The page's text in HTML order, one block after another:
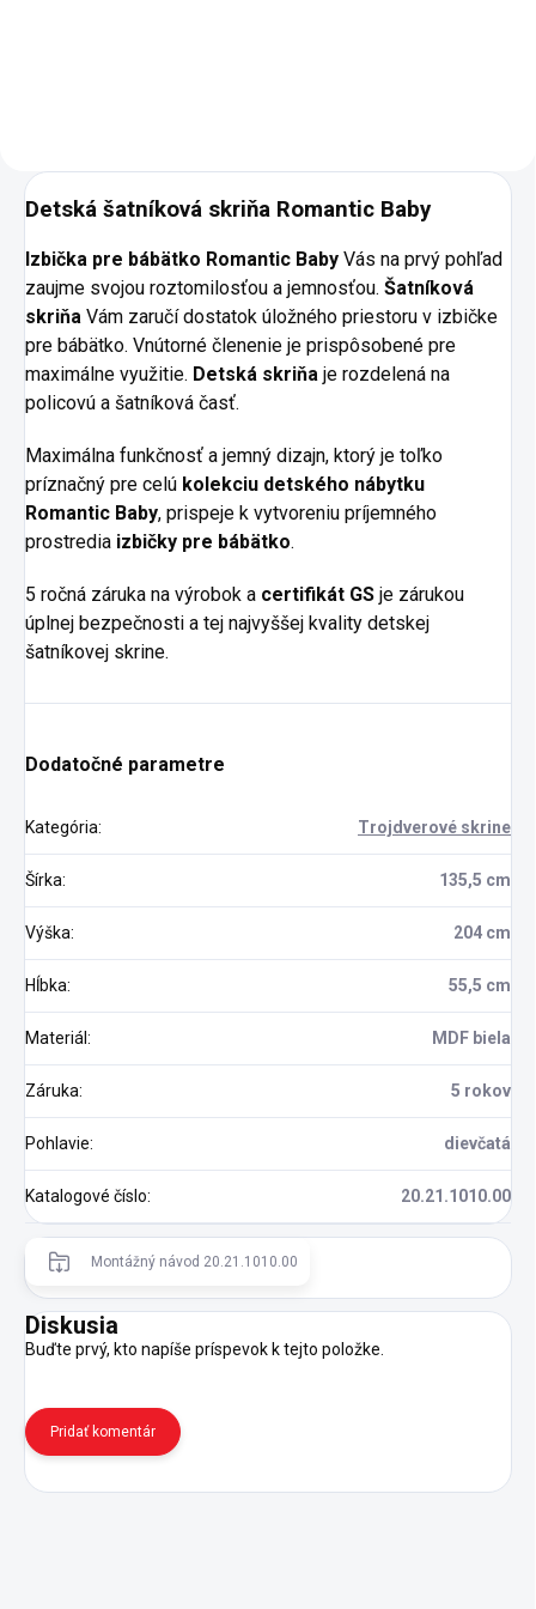
Detská šatníková skriňa Romantic Baby
Izbička pre bábätko Romantic Baby Vás na prvý pohľad
zaujme svojou roztomilosťou a jemnosťou. Šatníková
skriňa Vám zaručí dostatok úložného priestoru v izbičke
pre bábätko. Vnútorné členenie je prispôsobené pre
maximálne využitie. Detská skriňa je rozdelená na
policovú a šatníková časť.
Maximálna funkčnosť a jemný dizajn, ktorý je toľko
príznačný pre celú kolekciu detského nábytku
Romantic Baby, prispeje k vytvoreniu príjemného
prostredia izbičky pre bábätko.
5 ročná záruka na výrobok a certifikát GS je zárukou
úplnej bezpečnosti a tej najvyššej kvality detskej
šatníkovej skrine.
Dodatočné parametre
Kategória: Trojdverové skrine
Šírka: 135,5 cm
Výška: 204 cm
Hĺbka: 55,5 cm
Materiál : MDF biela
Záruka: 5 rokov
Pohlavie: dievčatá
Katalogové číslo: 20.21.1010.00
Montážný návod 20.21.1010.00
Diskusia
Buďte prvý, kto napíše príspevok k tejto položke.
Pridať komentár